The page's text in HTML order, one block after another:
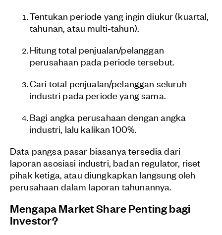
Tentukan periode yang ingin diukur (kuartal,
tahunan, atau multi-tahun).
Hitung total penjualan/pelanggan
perusahaan pada periode tersebut.
Cari total penjualan/pelanggan seluruh
industri pada periode yang sama.
Bagi angka perusahaan dengan angka
industri, lalu kalikan 100%.
Data pangsa pasar biasanya tersedia dari
laporan asosiasi industri, badan regulator, riset
pihak ketiga, atau diungkapkan langsung oleh
perusahaan dalam laporan tahunannya.
Mengapa Market Share Penting bagi
Investor?